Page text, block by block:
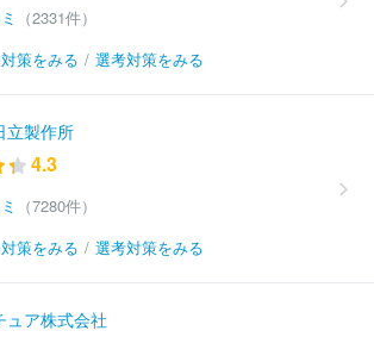
（2331件）
策をみる / 選考対策をみる
立製作所
4.3
（7280件）
策をみる / 選考対策をみる
ュア株式会社